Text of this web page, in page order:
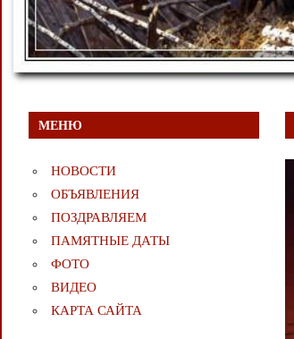
МЕНЮ
НОВОСТИ
ОБЪЯВЛЕНИЯ
ПОЗДРАВЛЯЕМ
ПАМЯТНЫЕ ДАТЫ
ФОТО
ВИДЕО
КАРТА САЙТА